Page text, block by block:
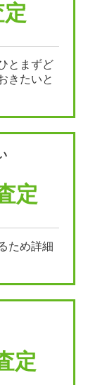
とまずど
きたいと
定
ため詳細
定